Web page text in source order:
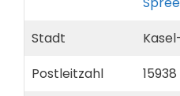
Stadt
Postleitzahl
15938